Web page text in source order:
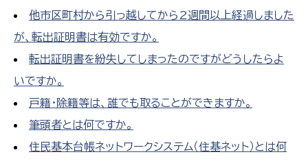
他市区町村から引っ越してから2週間以上経過しました
が、転出証明書は有効ですか。
転出証明書を紛失してしまったのですがどうしたらよ
いですか。
戸籍・除籍等は、誰でも取ることができますか。
筆頭者とは何ですか。
住民基本台帳ネットワークシステム（住基ネット）とは何